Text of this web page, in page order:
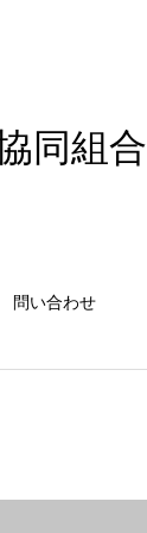
同組合
問い合わせ